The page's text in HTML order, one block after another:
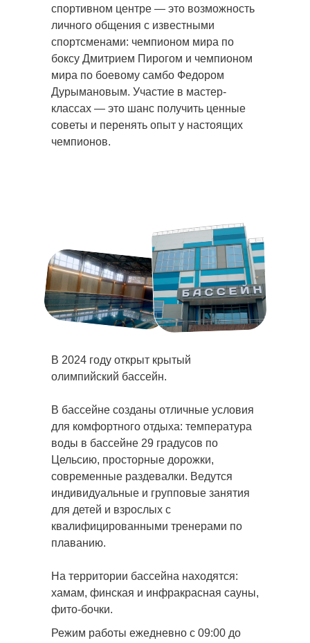
Режим работы ежедневно с 09:00 до
В 2024 году открыт крытый
олимпийский бассейн.
В бассейне созданы отличные условия
для комфортного отдыха: температура
воды в бассейне 29 градусов по
Цельсию, просторные дорожки,
современные раздевалки. Ведутся
индивидуальные и групповые занятия
для детей и взрослых с
квалифицированными тренерами по
плаванию.
На территории бассейна находятся:
хамам, финская и инфракрасная сауны,
фито-бочки.
спортивном центре — это возможность
личного общения с известными
спортсменами: чемпионом мира по
боксу Дмитрием Пирогом и чемпионом
мира по боевому самбо Федором
Дурымановым. Участие в мастер-
классах — это шанс получить ценные
советы и перенять опыт у настоящих
чемпионов.